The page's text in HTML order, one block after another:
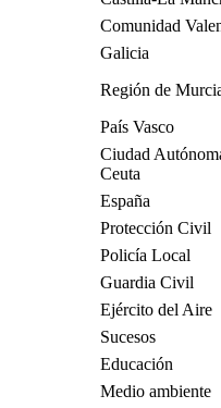
Comunidad
Galicia
Región de
País Vasco
Ciudad
Ceuta
España
Protección Civil
Policía Local
Guardia Civil
Ejército del Aire
Sucesos
Educación
Medio ambiente